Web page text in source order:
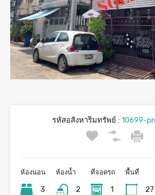
รหัสอสังหาริมทรัพย์ :10699-
ห้องนอน
3
ห้องน้ำ
2
ที่จอดรถ
1
พื้นที่
27